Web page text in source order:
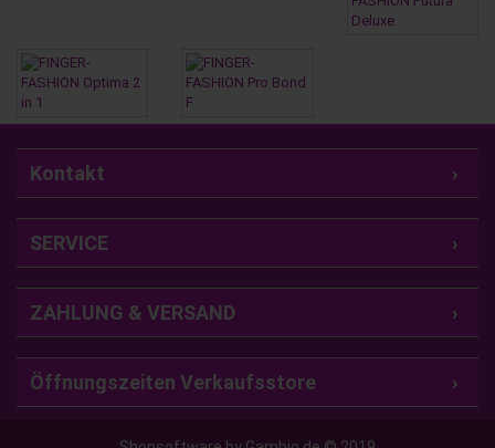
Kontakt
SERVICE
ZAHLUNG & VERSAND
Öffnungszeiten Verkaufsstore